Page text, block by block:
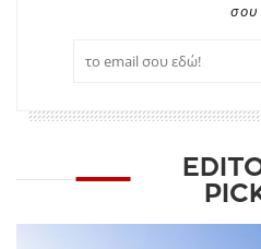
σου